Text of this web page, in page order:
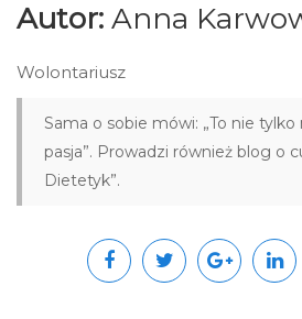
Autor: Anna
Wolontariusz
Sama o sobie mówi: „To nie tylko
pasja”. Prowadzi również blog o
Dietetyk”.